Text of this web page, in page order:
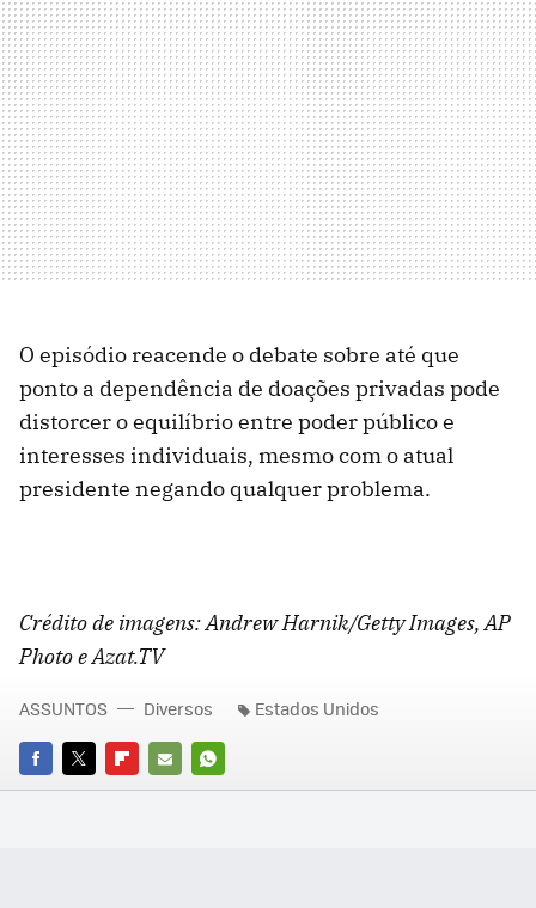
O episódio reacende o debate sobre até que
ponto a dependência de doações privadas pode
distorcer o equilíbrio entre poder público e
interesses individuais, mesmo com o atual
presidente negando qualquer problema.
Crédito de imagens: Andrew Harnik/Getty Images, AP
Photo e Azat.TV
FACEBOOK
TWITTERFLIPBOARD
E-
WHATSAPP
ASSUNTOS Diversos Estados Unidos